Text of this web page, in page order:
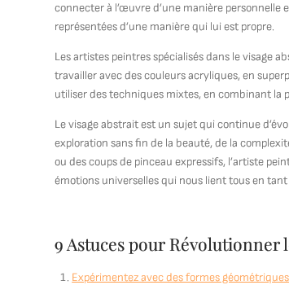
connecter à l’œuvre d’une manière
représentées d’une manière qui lui est propre.
Les artistes peintres spécialisés dans le
travailler avec des couleurs acryliques, en
utiliser des techniques mixtes, en combinant la
Le visage abstrait est un sujet qui continue
exploration sans fin de la beauté, de la
ou des coups de pinceau expressifs, l’artiste
émotions universelles qui nous lient tous en tant
9 Astuces pour Révolutionner
Expérimentez avec des formes